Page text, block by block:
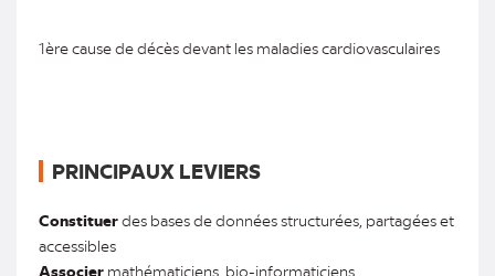
1ère cause de décès devant les maladies cardiovasculaires
PRINCIPAUX LEVIERS
Constituerdes bases de données structurées, partagées et
accessibles
Associer mathématiciens, bio-informaticiens...